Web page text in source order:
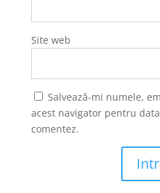
Site web
Salvează-mi numele,
acest navigator pentru
comentez.